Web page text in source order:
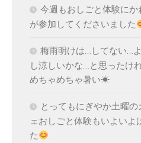
今週もおしごと体験にか
が参加してくださいました
梅雨明けは…してない…
し涼しいかな…と思ったけ
めちゃめちゃ暑い☀
とってもにぎやか土曜の
ェおしごと体験もいよいよ
た